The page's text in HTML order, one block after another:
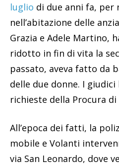
luglio di due anni fa, per
nell’abitazione delle
Grazia e Adele Martino,
ridotto in fin di vita la
passato, aveva fatto da
delle due donne. I
richieste della Procura di
All’epoca dei fatti, la
mobile e Volanti
via San Leonardo, dove